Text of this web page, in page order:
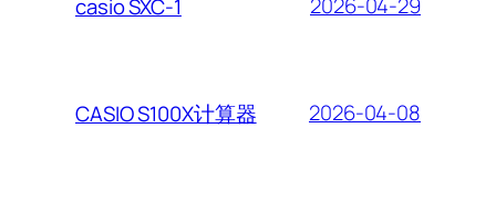
casio SXC-1 2026-04-29
CASIO S100X计算器 2026-04-08